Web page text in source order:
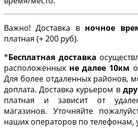
Важно! Доставка в ночное
платная (+ 200 руб).
*Бесплатная доставка
расположенных не далее 10км
Для более отдаленных районов,
доплата. Доставка курьером в
платная и зависит от
магазинов. Уточняйте
наших операторов по телефонам,